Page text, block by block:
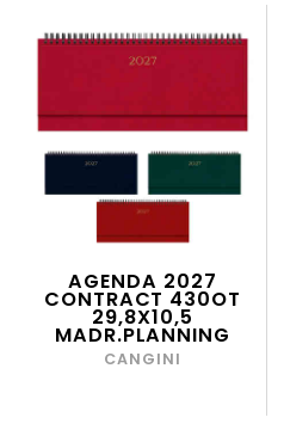
AGENDA 2027
CONTRACT 430OT
29,8X10,5
MADR.PLANNING
CANGINI